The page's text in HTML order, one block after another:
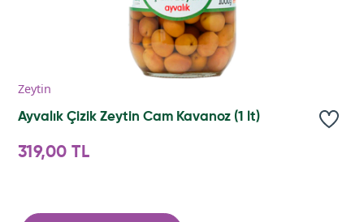
Zeytin
Ayvalık Çizik Zeytin Cam Kavanoz (1 lt)
319,00 TL